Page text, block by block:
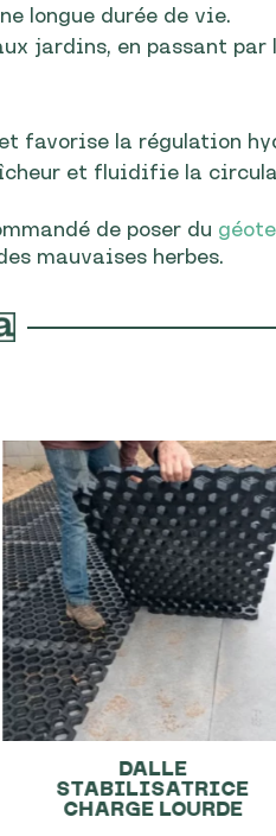
longue durée de vie.
jardins, en passant par
favorise la régulation
et fluidifie la
de poser du
mauvaises herbes.
DALLE
STABILISATRICE
CHARGE LOURDE